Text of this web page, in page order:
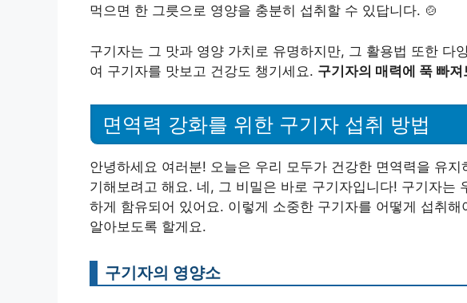
먹으면 한 그릇으로 영양을 충분히 섭취할 수 있답니다. 🍲
구기자는 그 맛과 영양 가치로 유명하지만, 그 활용법 또한 다
여 구기자를 맛보고 건강도 챙기세요. 구기자의 매력에 푹 빠져
면역력 강화를 위한 구기자 섭취 방법
안녕하세요 여러분! 오늘은 우리 모두가 건강한 면역력을 유
기해보려고 해요. 네, 그 비밀은 바로 구기자입니다! 구기자는
하게 함유되어 있어요. 이렇게 소중한 구기자를 어떻게 섭취
알아보도록 할게요.
구기자의 영양소